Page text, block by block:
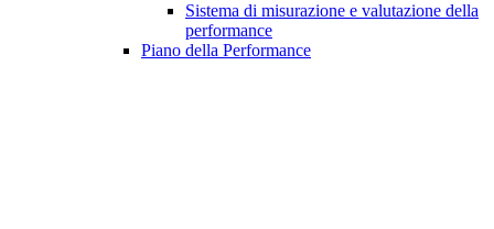
Sistema di misurazione e valutazione della
performance
Piano della Performance